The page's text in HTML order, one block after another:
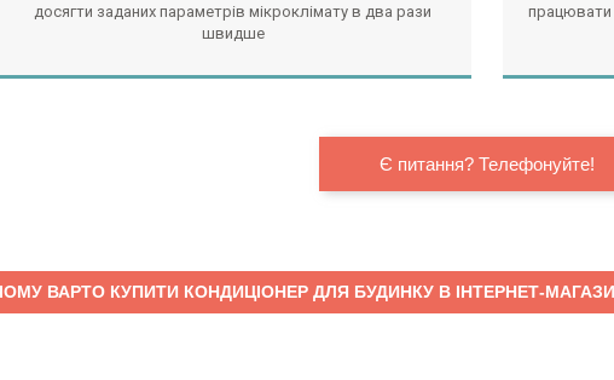
досягти заданих параметрів мікроклімату в два рази
швидше
працювати
Є питання? Телефонуйте!
ВАРТО КУПИТИ КОНДИЦІОНЕР ДЛЯ БУДИНКУ В ІНТЕРНЕТ-